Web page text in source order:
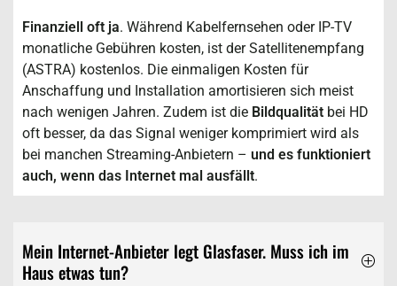
Finanziell oft ja. Während Kabelfernsehen oder IP-TV
monatliche Gebühren kosten, ist der Satellitenempfang
(ASTRA) kostenlos. Die einmaligen Kosten für
Anschaffung und Installation amortisieren sich meist
nach wenigen Jahren. Zudem ist die Bildqualität bei HD
oft besser, da das Signal weniger komprimiert wird als
bei manchen Streaming-Anbietern – und es funktioniert
auch, wenn das Internet mal ausfällt.
Mein Internet-Anbieter legt Glasfaser. Muss ich im
Haus etwas tun?